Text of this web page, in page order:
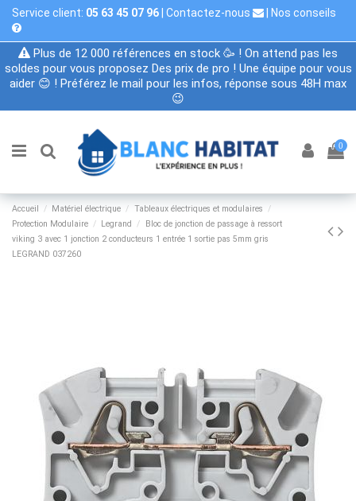
Service client: 05 63 45 07 96 Contactez-nous Nos conseils
Plus de 12 000 références en stock 🥳 ! On attend pas les
soldes pour vous proposez Des prix de pro ! Une équipe pour vous
aider 😊 ! Préférez le mail pour les infos, réponse sous 48H max
😉
0
Accueil Matériel électrique
Tableaux électriques et modulaires
Protection Modulaire
Legrand
Bloc de jonction de passage à ressort
viking 3 avec 1 jonction 2 conducteurs 1 entrée 1 sortie pas 5mm gris
LEGRAND 037260